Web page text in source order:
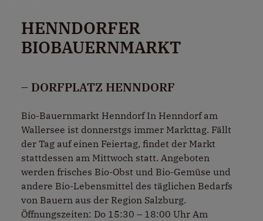
HENNDORFER
BIOBAUERNMARKT
– DORFPLATZ HENNDORF
Bio-Bauernmarkt Henndorf In Henndorf am
Wallersee ist donnerstgs immer Markttag. Fällt
der Tag auf einen Feiertag, findet der Markt
stattdessen am Mittwoch statt. Angeboten
werden frisches Bio-Obst und Bio-Gemüse und
andere Bio-Lebensmittel des täglichen Bedarfs
von Bauern aus der Region Salzburg.
Öffnungszeiten: Do 15:30 – 18:00 Uhr Am